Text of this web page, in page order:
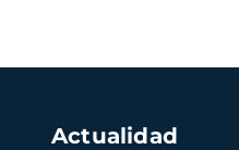
Actualidad